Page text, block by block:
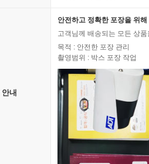
내
안전하고 정확한 포장을 위
고객님께 배송되는 모든 상
목적 : 안전한 포장 관리
촬영범위 : 박스 포장 작업